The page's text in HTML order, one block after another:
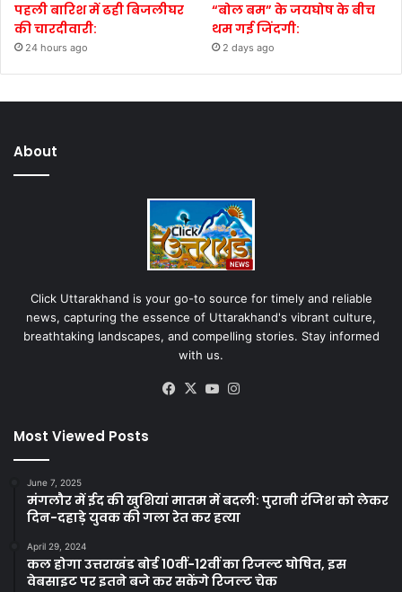
पहली बारिश में ढही बिजलीघर
की चारदीवारी:
24 hours ago
“बोल बम” के जयघोष के बीच
थम गई जिंदगी:
2 days ago
About
Click Uttarakhand is your go-to source for timely and reliable
news, capturing the essence of Uttarakhand's vibrant culture,
breathtaking landscapes, and compelling stories. Stay informed
with us.
Facebook
X YouTube
Most Viewed Posts
June 7, 2025
मंगलौर में ईद की खुशियां मातम में बदली: पुरानी रंजिश को लेकर
दिन-दहाड़े युवक की गला रेत कर हत्या
April 29, 2024
कल होगा उत्तराखंड बोर्ड 10वीं-12वीं का रिजल्ट घोषित, इस
वेबसाइट पर इतने बजे कर सकेंगे रिजल्ट चेक